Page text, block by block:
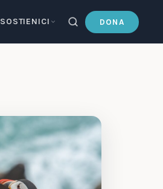
SOSTIENICI DONA